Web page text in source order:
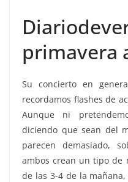
primavera
Su concierto en
recordamos flashes de
Aunque ni
diciendo que sean del
parecen demasiado,
ambos crean un tipo de
de las 3-4 de la